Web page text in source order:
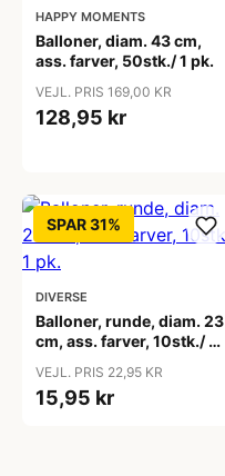
HAPPY MOMENTS
Balloner, diam. 43 cm,
ass. farver, 50stk./ 1 pk.
VEJL. PRIS 169,00 KR
128,95 kr
SPAR 31%
DIVERSE
Balloner, runde, diam. 23
cm, ass. farver, 10stk./ 1
VEJL. PRIS 22,95 KR
15,95 kr